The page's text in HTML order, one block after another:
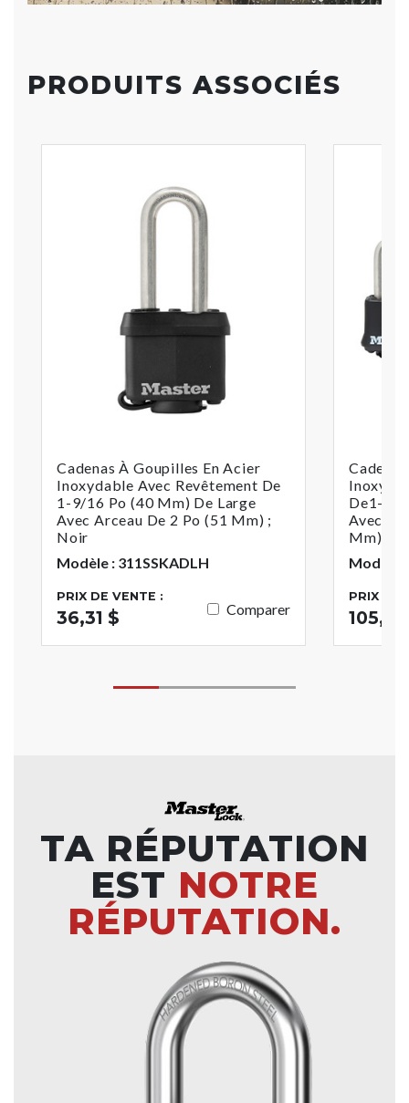
PRODUITS ASSOCIÉS
Cadenas À Goupilles En Acier
Inoxydable Avec Revêtement De
1-9/16 Po (40 Mm) De Large
Avec Arceau De 2 Po (51 Mm) ;
Noir
Modèle : 311SSKADLH
PRIX DE VENTE :
36,31 $ Comparer
De1-9/
Avec
Mm) ;
Modèle :
PRIX DE
TA RÉPUTATION
EST NOTRE
RÉPUTATION.